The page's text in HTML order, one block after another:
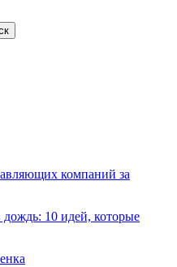
компаний за
дождь: 10 идей, которые